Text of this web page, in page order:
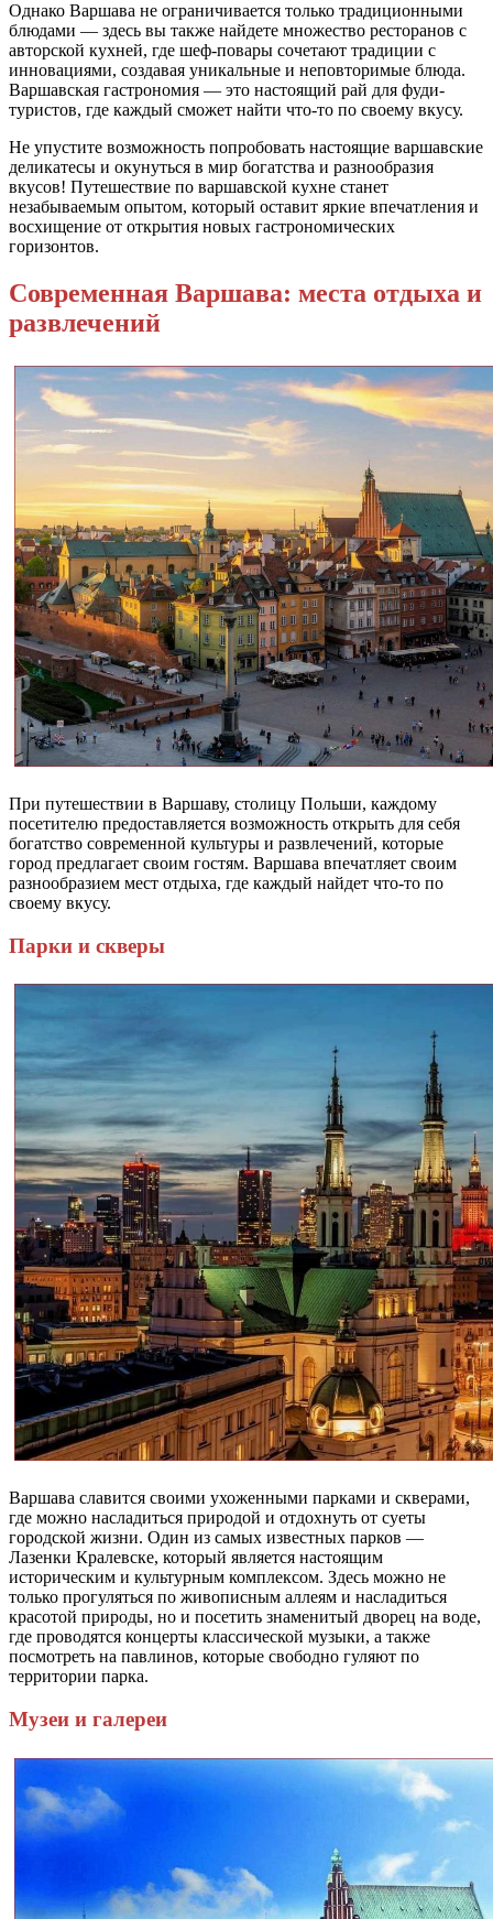
Однако Варшава не ограничивается только традиционными
блюдами — здесь вы также найдете множество ресторанов с
авторской кухней, где шеф-повары сочетают традиции с
инновациями, создавая уникальные и неповторимые блюда.
Варшавская гастрономия — это настоящий рай для фуди-
туристов, где каждый сможет найти что-то по своему вкусу.
Не упустите возможность попробовать настоящие варшавские
деликатесы и окунуться в мир богатства и разнообразия
вкусов! Путешествие по варшавской кухне станет
незабываемым опытом, который оставит яркие впечатления и
восхищение от открытия новых гастрономических
горизонтов.
Современная Варшава: места отдыха и
развлечений
При путешествии в Варшаву, столицу Польши, каждому
посетителю предоставляется возможность открыть для себя
богатство современной культуры и развлечений, которые
город предлагает своим гостям. Варшава впечатляет своим
разнообразием мест отдыха, где каждый найдет что-то по
своему вкусу.
Парки и скверы
Варшава славится своими ухоженными парками и скверами,
где можно насладиться природой и отдохнуть от суеты
городской жизни. Один из самых известных парков —
Лазенки Кралевске, который является настоящим
историческим и культурным комплексом. Здесь можно не
только прогуляться по живописным аллеям и насладиться
красотой природы, но и посетить знаменитый дворец на воде,
где проводятся концерты классической музыки, а также
посмотреть на павлинов, которые свободно гуляют по
территории парка.
Музеи и галереи